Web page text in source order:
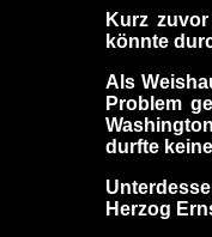
Kurz
könnte
Als
Problem
durfte
Herzog